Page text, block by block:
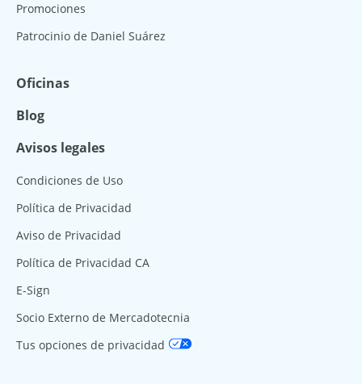
Promociones
Patrocinio de Daniel Suárez
Oficinas
Blog
Avisos legales
Condiciones de Uso
Política de Privacidad
Aviso de Privacidad
Política de Privacidad CA
E-Sign
Socio Externo de Mercadotecnia
Tus opciones de privacidad